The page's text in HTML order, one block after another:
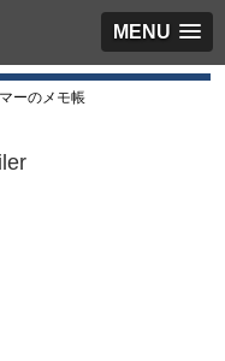
MENU
ーのメモ帳